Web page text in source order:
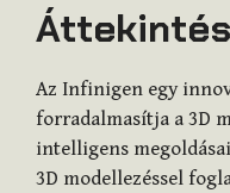
Áttekintés
Az Infinigen egy
forradalmasítja a 3D
intelligens
3D modellezéssel